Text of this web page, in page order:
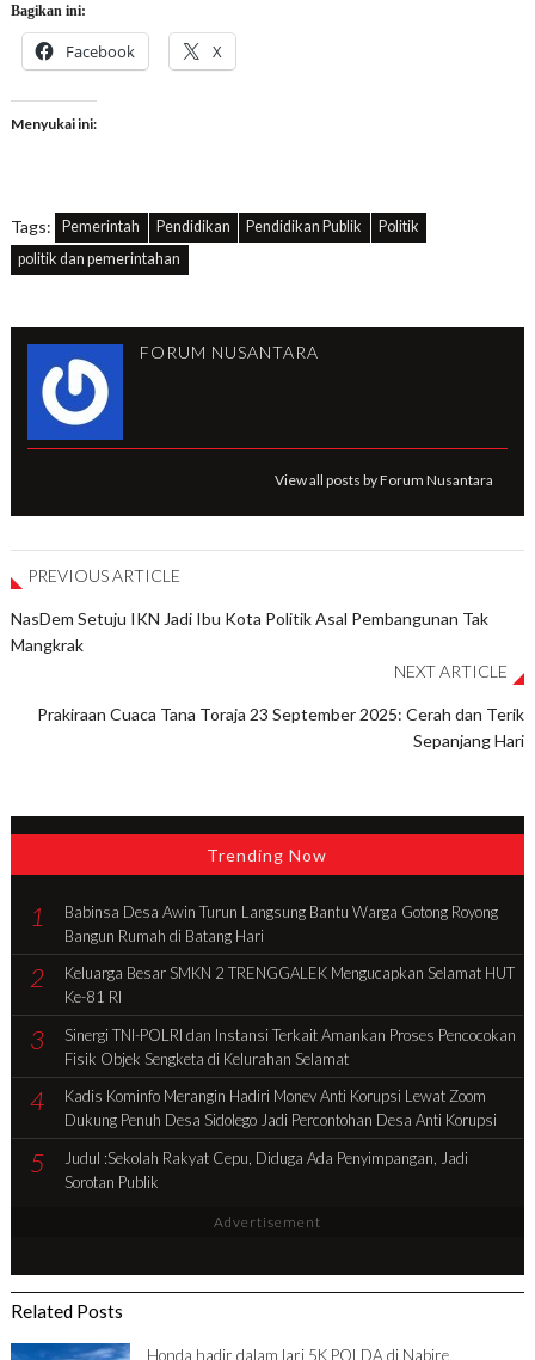
Bagikan ini:
Facebook X
Menyukai ini:
Tags: Pemerintah Pendidikan Pendidikan Publik
Politik
politik dan pemerintahan
FORUM NUSANTARA
View all posts by Forum Nusantara
PREVIOUS ARTICLE
NasDem Setuju IKN Jadi Ibu Kota Politik Asal Pembangunan Tak
Mangkrak
NEXT ARTICLE
Prakiraan Cuaca Tana Toraja 23 September 2025: Cerah dan Terik
Sepanjang Hari
Trending Now
1
Babinsa Desa Awin Turun Langsung Bantu Warga Gotong Royong
Bangun Rumah di Batang Hari
2
Keluarga Besar SMKN 2 TRENGGALEK Mengucapkan Selamat HUT
Ke-81 RI
3
Sinergi TNI-POLRI dan Instansi Terkait Amankan Proses Pencocokan
Fisik Objek Sengketa di Kelurahan Selamat
4
Kadis Kominfo Merangin Hadiri Monev Anti Korupsi Lewat Zoom
Dukung Penuh Desa Sidolego Jadi Percontohan Desa Anti Korupsi
5
Judul :Sekolah Rakyat Cepu, Diduga Ada Penyimpangan, Jadi
Sorotan Publik
Advertisement
Related Posts
Honda hadir dalam lari 5K POLDA di Nabire